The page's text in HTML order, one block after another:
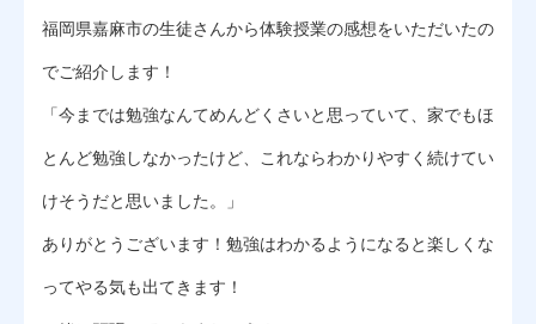
福岡県嘉麻市の生徒さんから体験授業の感想をいただいたの
でご紹介します！
「今までは勉強なんてめんどくさいと思っていて、家でもほ
とんど勉強しなかったけど、これならわかりやすく続けてい
けそうだと思いました。」
ありがとうございます！勉強はわかるようになると楽しくな
ってやる気も出てきます！